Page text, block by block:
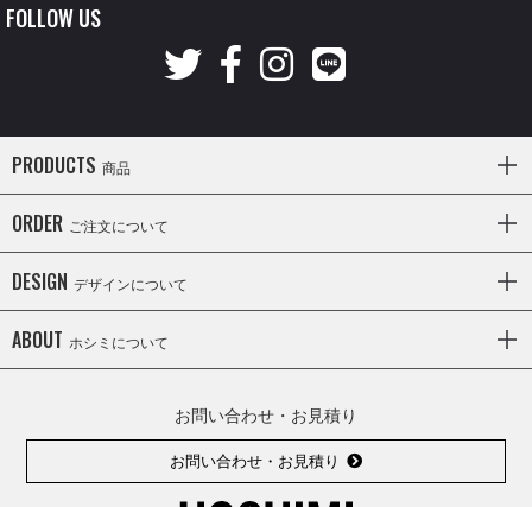
FOLLOW US
PRODUCTS 商品
ORDER ご注文について
DESIGN デザインについて
ABOUT ホシミについて
お問い合わせ・お見積り
お問い合わせ・お見積り